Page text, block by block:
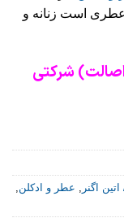
Cara Mia عطری است زنانه و
شرکتی
, عطر و ادکلن,